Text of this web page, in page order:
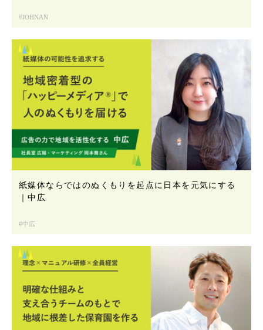
JOHNAN
紙媒体ならではのぬくもりを起点に日本を元気にする
｜中広
中広